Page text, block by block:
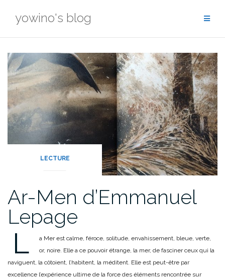
yowino's blog
LECTURE
Ar-Men d’Emmanuel
Lepage
L
a Mer est calme, féroce, solitude, envahissement, bleue, verte,
or, noire. Elle a ce pouvoir étrange, la mer, de fasciner ceux qui la
naviguent, la côtoient, l’habitent, la méditent. Elle est peut-être par
excellence l’expérience ultime de la force des éléments rencontrée sur